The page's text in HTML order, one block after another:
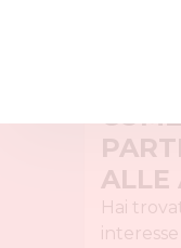
COME
ALLE
Hai